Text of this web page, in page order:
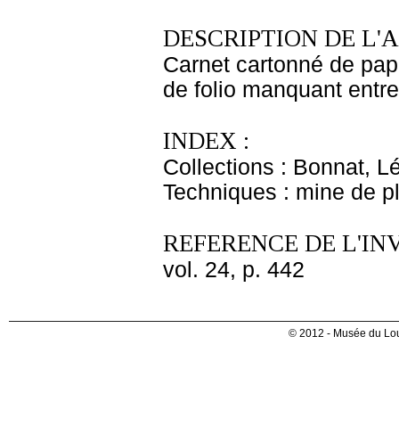
DESCRIPTION DE
Carnet cartonné de
de folio manquant
INDEX :
Collections : Bonnat,
Techniques : mine de
REFERENCE DE
vol. 24, p. 442
© 2012 - Musée du